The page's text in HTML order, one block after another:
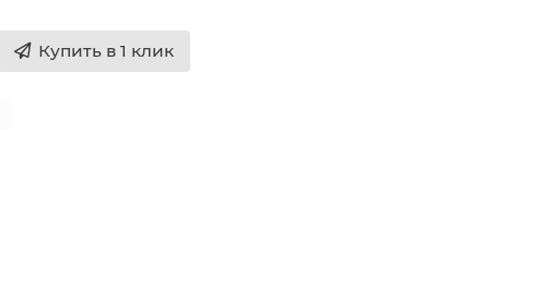
Купить в 1 клик